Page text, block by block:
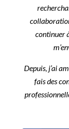
continuer
Depuis, j’ai
fais des